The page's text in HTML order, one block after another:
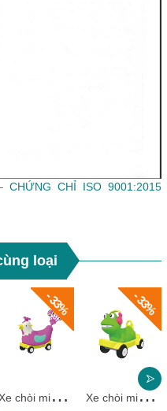
CHỈ ISO 9001:2015
loại
- 33%
X
e chòi mini gà mái HKCXC02-7
- 33%
X
e chòi mini ếch con nghe nhạc HKCXC02-6